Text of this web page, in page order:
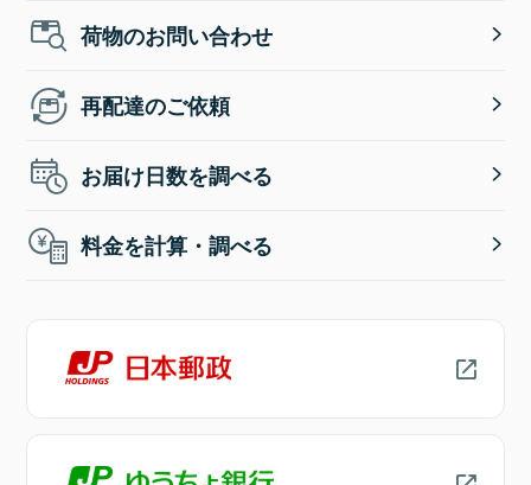
荷物のお問い合わせ
再配達のご依頼
お届け日数を調べる
料金を計算・調べる